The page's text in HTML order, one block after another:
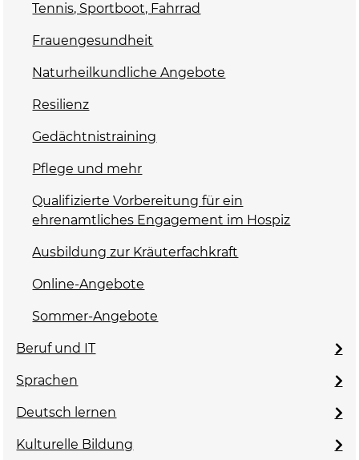
Tennis, Sportboot, Fahrrad
Frauengesundheit
Naturheilkundliche Angebote
Resilienz
Gedächtnistraining
Pflege und mehr
Qualifizierte Vorbereitung für ein
ehrenamtliches Engagement im Hospiz
Ausbildung zur Kräuterfachkraft
Online-Angebote
Sommer-Angebote
Beruf und IT
Sprachen
Deutsch lernen
Kulturelle Bildung